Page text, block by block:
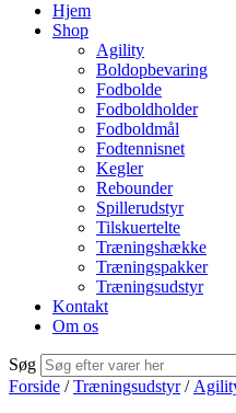
Hjem
Shop
Agility
Boldopbevaring
Fodbolde
Fodboldholder
Fodboldmål
Fodtennisnet
Kegler
Rebounder
Spillerudstyr
Tilskuertelte
Træningshække
Træningspakker
Træningsudstyr
Kontakt
Om os
Søg
Forside /Træningsudstyr/